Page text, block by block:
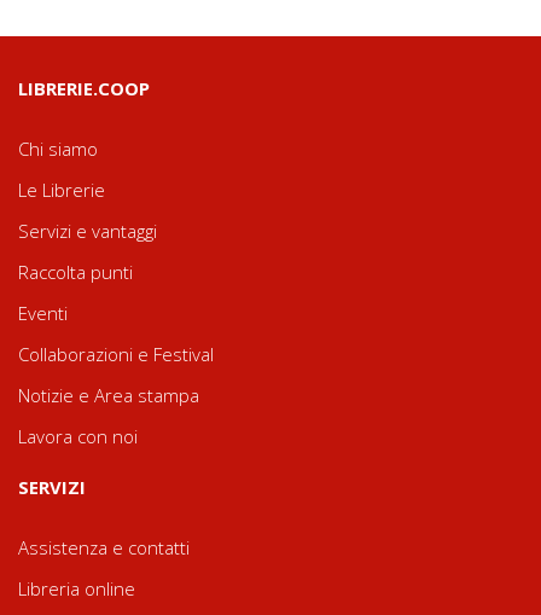
LIBRERIE.COOP
Chi siamo
Le Librerie
Servizi e vantaggi
Raccolta punti
Eventi
Collaborazioni e Festival
Notizie e Area stampa
Lavora con noi
SERVIZI
Assistenza e contatti
Libreria online